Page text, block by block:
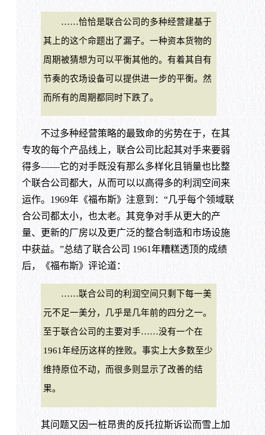
……恰恰是联合公司的多种经营建基于
其上的这个命题出了漏子。一种资本货物的
周期被猜想为可以平衡其他的。有着其自有
节奏的农场设备可以提供进一步的平衡。然
而所有的周期都同时下跌了。
不过多种经营策略的最致命的劣势在于，在其
专攻的每个产品线上，联合公司比起其对手来要弱
得多——它的对手既没有那么多样化且销量也比整
个联合公司都大，从而可以以高得多的利润空间来
运作。1969年《福布斯》注意到：“几乎每个领域联
合公司都太小，也太老。其竞争对手从更大的产
量、更新的厂房以及更广泛的整合制造和市场设施
中获益。”总结了联合公司 1961年糟糕透顶的成绩
后，《福布斯》评论道：
……联合公司的利润空间只剩下每一美
元不足一美分，几乎是几年前的四分之一。
至于联合公司的主要对手……没有一个在
1961年经历这样的挫败。事实上大多数至少
维持原位不动，而很多则显示了改善的结
果。
其问题又因一桩昂贵的反托拉斯诉讼而雪上加